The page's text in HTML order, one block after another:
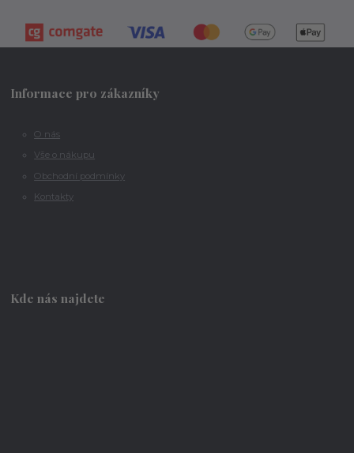
Informace pro zákazníky
O nás
Vše o nákupu
Obchodní podmínky
Kontakty
Kde nás najdete